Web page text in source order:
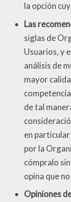
la opción
Las
siglas de
Usuarios, y
análisis de
mayor
de tal
en
por la
cómpralo
opina que
Opiniones